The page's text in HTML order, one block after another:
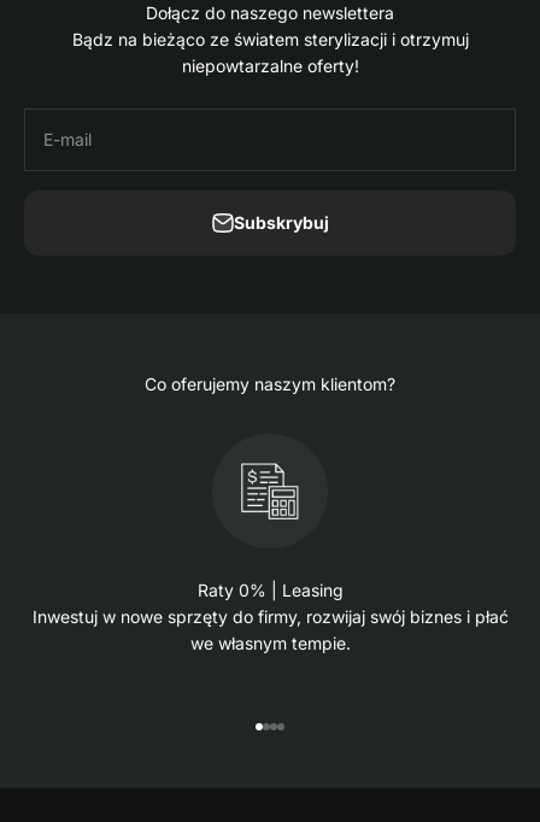
Dołącz do naszego newslettera
Bądz na bieżąco ze światem sterylizacji i otrzymuj
niepowtarzalne oferty!
E-mail
Subskrybuj
Co oferujemy naszym klientom?
Raty 0% | Leasing
Inwestuj w nowe sprzęty do firmy, rozwijaj swój biznes i płać
we własnym tempie.